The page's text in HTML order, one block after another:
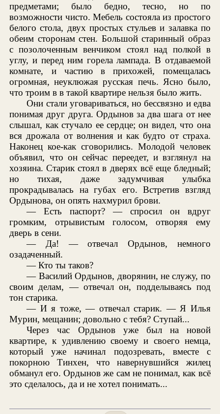
предметами; было бедно, тесно, но по
возможности чисто. Мебель состояла из простого
белого стола, двух простых стульев и залавка по
обеим сторонам стен. Большой старинный образ
с позолоченным венчиком стоял над полкой в
углу, и перед ним горела лампада. В отдаваемой
комнате, и частию в прихожей, помещалась
огромная, неуклюжая русская печь. Ясно было,
что троим в в такой квартире нельзя было жить.
Они стали уговариваться, но бессвязно и едва
понимая друг друга. Ордынов за два шага от нее
слышал, как стучало ее сердце; он видел, что она
вся дрожала от волнения и как будто от страха.
Наконец кое-как сговорились. Молодой человек
объявил, что он сейчас переедет, и взглянул на
хозяина. Старик стоял в дверях всё еще бледный;
но тихая, даже задумчивая улыбка
прокрадывалась на губах его. Встретив взгляд
Ордынова, он опять нахмурил брови.
— Есть паспорт? — спросил он вдруг
громким, отрывистым голосом, отворяя ему
дверь в сени.
— Да! — отвечал Ордынов, немного
озадаченный.
— Кто ты таков?
— Василий Ордынов, дворянин, не служу, по
своим делам, — отвечал он, подделываясь под
тон старика.
— И я тоже, — отвечал старик. — Я Илья
Мурин, мещанин; довольно с тебя? Ступай...
Через час Ордынов уже был на новой
квартире, к удивлению своему и своего немца,
который уже начинал подозревать, вместе с
покорною Тинхен, что навернувшийся жилец
обманул его. Ордынов же сам не понимал, как всё
это сделалось, да и не хотел понимать...